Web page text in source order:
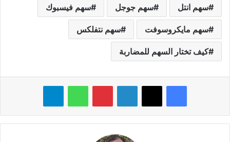
سهم انتل سهم جوجل سهم فيسبوك
سهم مايكروسوفت سهم نتفلكس
كيف تختار السهم للمضاربة
فيسبوك ‫X لينكدإن بينتيريستواتساب تيلقرام